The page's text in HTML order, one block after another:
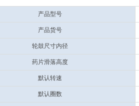
产品型号
产品货号
轮鼓尺寸内径
药片滑落高度
默认转速
默认圈数